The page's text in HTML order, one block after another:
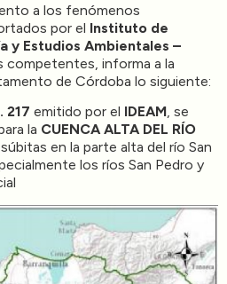
a los fenómenos
por el Instituto de
y Estudios Ambientales –
competentes, informa a la
de Córdoba lo siguiente:
217 emitido por el IDEAM, se
la CUENCA ALTA DEL RÍO
en la parte alta del río San
los ríos San Pedro y